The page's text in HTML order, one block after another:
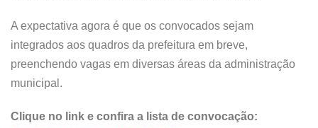
A expectativa agora é que os convocados sejam
integrados aos quadros da prefeitura em breve,
preenchendo vagas em diversas áreas da administração
municipal.
Clique no link e confira a lista de convocação: